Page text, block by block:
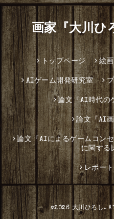
画家『大川ひ
トップページ 絵
AIゲーム開発研究室
論文『AI時代の
論文『AI
論文『AIによるゲームコン
に関する
レポー
©2026大川ひろし.